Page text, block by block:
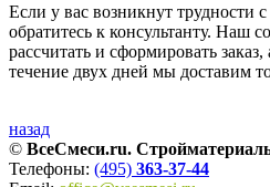
Если у вас возникнут трудности
обратитесь к консультанту. Наш
рассчитать и сформировать
течение двух дней мы доставим
назад
© ВсеСмеси.ru.
Телефоны: (495) 363-37-44